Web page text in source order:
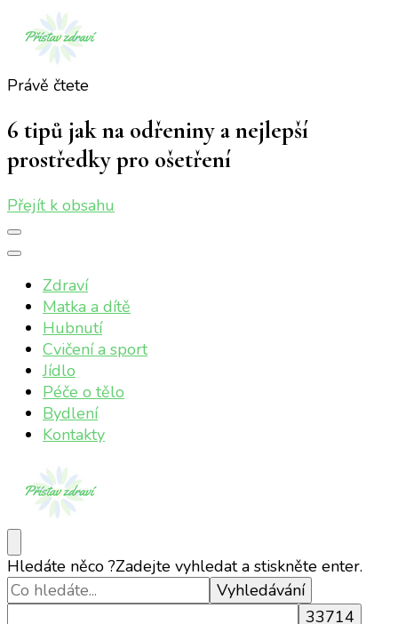
Právě čtete
6 tipů jak na odřeniny a nejlepší
prostředky pro ošetření
Přejít k obsahu
Zdraví
Matka a dítě
Hubnutí
Cvičení a sport
Jídlo
Péče o tělo
Bydlení
Kontakty
Přístav zdraví
Online magazín o vašem zdraví
Hledáte něco ?Zadejte vyhledat a stiskněte enter.